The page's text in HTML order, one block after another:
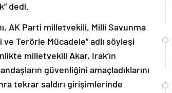
dedi.
AK Parti milletvekili, Milli Savunma
Terörle Mücadele” adlı söyleşi
milletvekili Akar, Irak’ın
güvenliğini amaçladıklarını
tekrar saldırı girişimlerinde